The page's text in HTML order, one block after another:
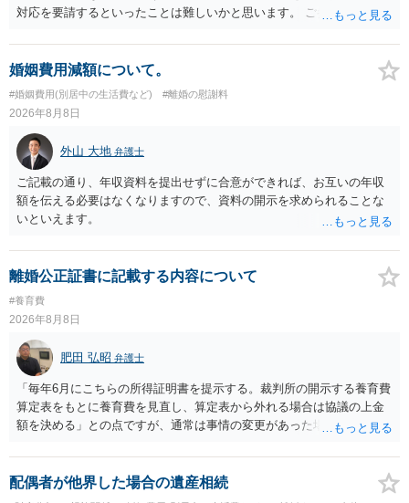
対応を要請するといったことは難しいかと思います。 ご参考になれば
婚姻費用減額について。
#婚姻費用(別居中の生活費など) #離婚の慰謝料
2026年8月8日
外山 大地 弁護士
ご記載の通り、年収資料を提出せずに合意ができれば、お互いの年収
額を伝える必要はなくなりますので、資料の開示を求められることな
いといえます。
離婚公正証書に記載する内容について
#養育費
2026年8月8日
肥田 弘昭 弁護士
「毎年6月にこちらの所得証明書を提示する。裁判所の開示する養育費
算定表をもとに養育費を見直し、算定表から外れる場合は協議の上金
額を決める」との点ですが、通常は事情の変更があった場合に変更し
来なかった事情の変更により双方協議の上増減出来る」と「通知義務
に勤務先」が含まれているので、私に収入が入った事は相手に通知が
行く事になり、上記のような文言が無くても養育費の見直しは適宜出
配偶者が他界した場合の遺産相続